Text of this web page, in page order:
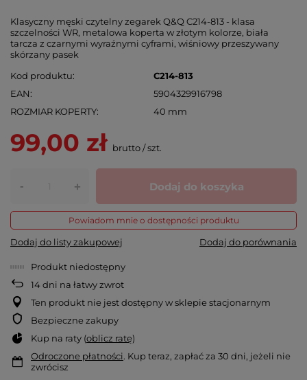
Klasyczny męski czytelny zegarek Q&Q C214-813 - klasa
szczelności WR, metalowa koperta w złotym kolorze, biała
tarcza z czarnymi wyraźnymi cyframi, wiśniowy przeszywany
skórzany pasek
Kod produktu
C214-813
EAN
5904329916798
ROZMIAR KOPERTY
40 mm
99,00 zł brutto/szt.
- + Dodaj do koszyka
Powiadom mnie o dostępności produktu
Dodaj do listy zakupowej Dodaj do porównania
Produkt niedostępny
14dni na łatwy zwrot
Ten produkt nie jest dostępny w sklepie stacjonarnym
Bezpieczne zakupy
Kup na raty (oblicz ratę)
Odroczone płatności. Kup teraz, zapłać za 30 dni, jeżeli nie
zwrócisz